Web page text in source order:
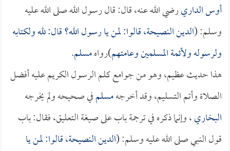
أوس الداريرضي الله عنه، قال: قال رسول الله صلى الله عليه
وسلم: (الدين النصيحة، قالوا: لمن يا رسول الله؟ قال: لله ولكتابه
ولرسوله ولأئمة المسلمين وعامتهم)رواهمسلم.
هذا حديث عظيم، وهو من جوامع كلم الرسول الكريم عليه أفضل
الصلاة وأتم التسليم، وقد أخرجهمسلمفي صحيحه ولم يخرجه
البخاري، وإنما ذكره في ترجمة باب على صيغة التعليق، فقال: باب
قول النبي صلى الله عليه وسلم: (الدين النصيحة، قالوا: لمن يا